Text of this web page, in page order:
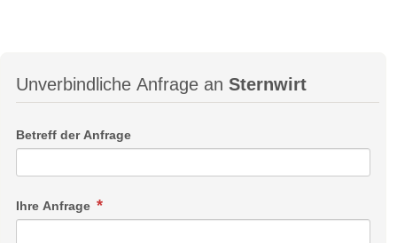
Unverbindliche Anfrage an Sternwirt
Betreff der Anfrage
Ihre Anfrage